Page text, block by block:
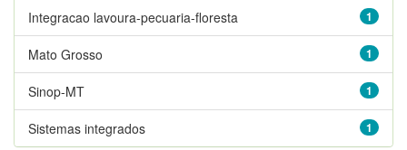
1
Integracao lavoura-pecuaria-floresta
1
Mato Grosso
1
Sinop-MT
1
Sistemas integrados